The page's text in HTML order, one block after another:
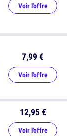
Voir l'offre
12,95 €
Voir l'offre
7,99 €
Voir l'offre